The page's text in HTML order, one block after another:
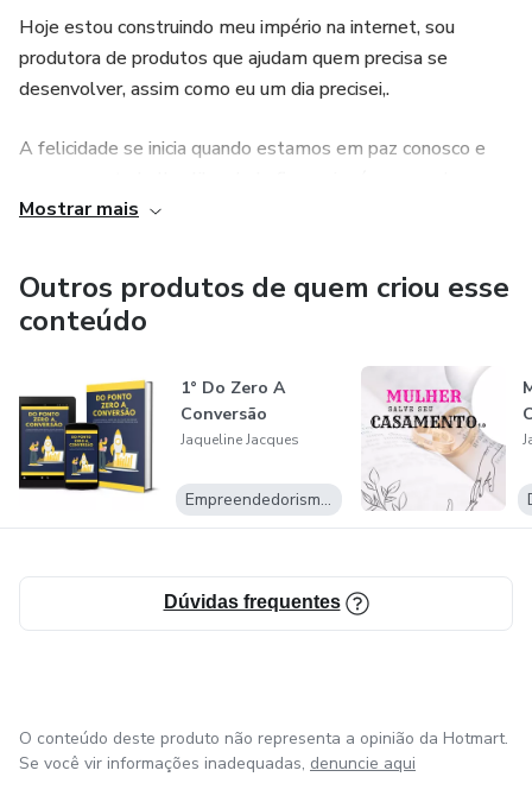
Hoje estou construindo meu império na internet, sou
produtora de produtos que ajudam quem precisa se
desenvolver, assim como eu um dia precisei,.
A felicidade se inicia quando estamos em paz conosco e
não só para mim, mas para meus colaboradores também.
bom de se viver.....
Mostrar mais
Outros produtos de quem criou esse
conteúdo
1° Do Zero A
Conversão
Jaqueline Jacques
Empreendedorismo Digital
Dúvidas frequentes
O conteúdo deste produto não representa a opinião da Hotmart.
Se você vir informações inadequadas, denuncie aqui